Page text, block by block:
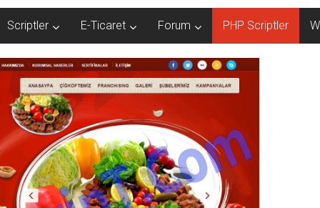
Scriptler E-Ticaret Forum PHP Scriptler